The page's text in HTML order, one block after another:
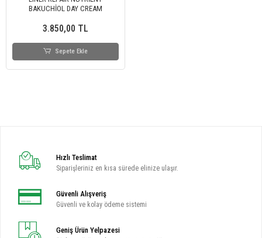
BAKUCHİOL DAY CREAM
3.850,00 TL
Sepete Ekle
Hızlı Teslimat
Siparişleriniz en kısa sürede elinize ulaşır.
Güvenli Alışveriş
Güvenli ve kolay ödeme sistemi
Geniş Ürün Yelpazesi